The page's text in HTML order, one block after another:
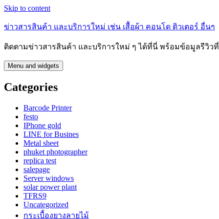
Skip to content
ข่าวสารสินค้า และบริการใหม่ เช่น เสื้อผ้า คอนโด ติวเตอร์ อื่นๆ
ติดตามข่าวสารสินค้า และบริการใหม่ ๆ ได้ที่นี่ พร้อมข้อมูลรีวิว
Menu and widgets
Categories
Barcode Printer
festo
IPhone gold
LINE for Busines
Metal sheet
phuket photographer
replica test
salepage
Server windows
solar power plant
TFRS9
Uncategorized
กระเบื้องยางลายไม้